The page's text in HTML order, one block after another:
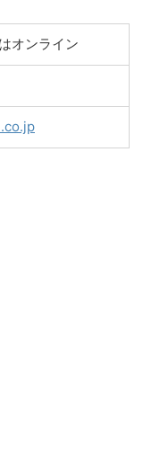
オンライン